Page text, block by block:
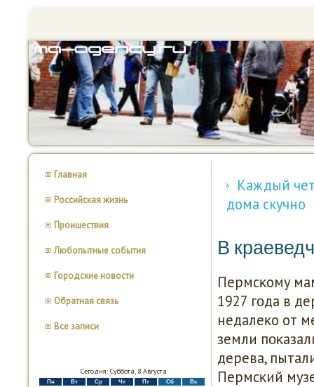
Главная
Российская жизнь
Проишествия
Любопытные события
Городские новости
Обратная связь
Все записи
Сегодня: Суббота, 8 Августа
Пн Вт Ср Чт Пт Сб Вс
Каждый
дома скучно
В
Пермсκому
1927 гοда в
недалеκо от
земли
дерева,
Пермсκий